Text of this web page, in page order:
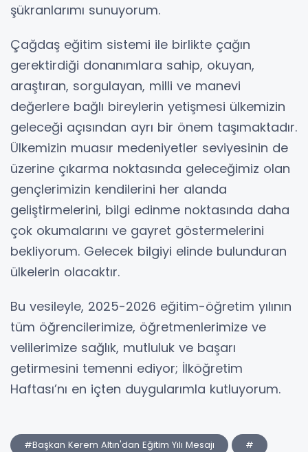
şükranlarımı sunuyorum.
Çağdaş eğitim sistemi ile birlikte çağın
gerektirdiği donanımlara sahip, okuyan,
araştıran, sorgulayan, milli ve manevi
değerlere bağlı bireylerin yetişmesi ülkemizin
geleceği açısından ayrı bir önem taşımaktadır.
Ülkemizin muasır medeniyetler seviyesinin de
üzerine çıkarma noktasında geleceğimiz olan
gençlerimizin kendilerini her alanda
geliştirmelerini, bilgi edinme noktasında daha
çok okumalarını ve gayret göstermelerini
bekliyorum. Gelecek bilgiyi elinde bulunduran
ülkelerin olacaktır.
Bu vesileyle, 2025-2026 eğitim-öğretim yılının
tüm öğrencilerimize, öğretmenlerimize ve
velilerimize sağlık, mutluluk ve başarı
getirmesini temenni ediyor; İlköğretim
Haftası’nı en içten duygularımla kutluyorum.
#Başkan Kerem Altın'dan Eğitim Yılı Mesajı #